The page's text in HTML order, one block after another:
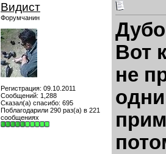
Видист
Форумчанин
Регистрация: 09.10.2011
Сообщений: 1,288
Сказал(а) спасибо: 695
Поблагодарили 290 раз(а) в 221
сообщениях
Вот
не